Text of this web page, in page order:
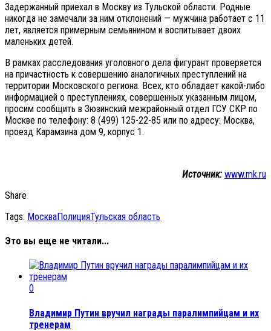
Задержанный приехал в Москву из Тульской области. Родные
никогда не замечали за ним отклонений — мужчина работает с 11
лет, является примерным семьянином и воспитывает двоих
маленьких детей.
В рамках расследования уголовного дела фигурант проверяется
на причастность к совершению аналогичных преступлений на
территории Московского региона. Всех, кто обладает какой-либо
информацией о преступлениях, совершенных указанным лицом,
просим сообщить в Зюзинский межрайонный отдел ГСУ СКР по
Москве по телефону: 8 (499) 125-22-85 или по адресу: Москва,
проезд Карамзина дом 9, корпус 1.
Источник: www.mk.ru
Share
Tags: МоскваПолицияТульская область
Это вы еще не читали...
0
Владимир Путин вручил награды паралимпийцам и их
тренерам